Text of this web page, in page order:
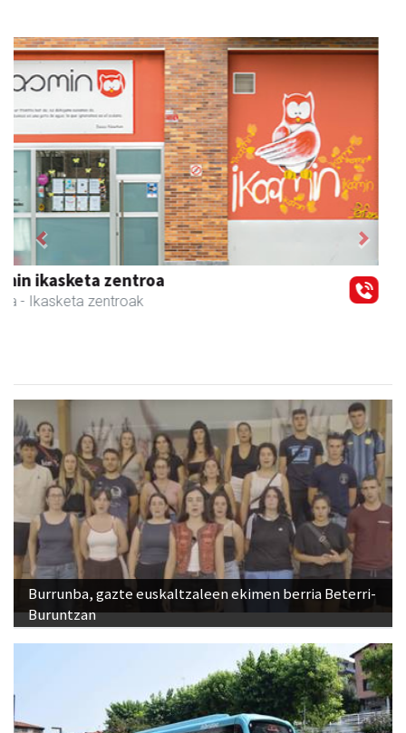
Urnietako Udala
Urnieta - Udaletxeak
Previous Next
Burrunba, gazte euskaltzaleen ekimen berria Beterri-
Buruntzan